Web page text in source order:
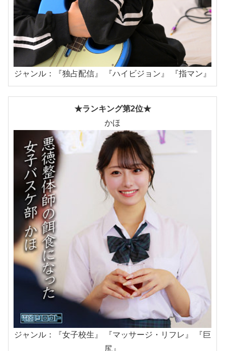
ジャンル：『独占配信』 『ハイビジョン』 『指マン』
★ランキング第2位★
かほ
ジャンル：『女子校生』 『マッサージ・リフレ』 『巨
尻』